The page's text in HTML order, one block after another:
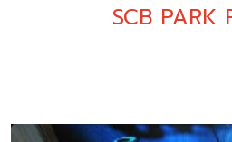
SCB PARK